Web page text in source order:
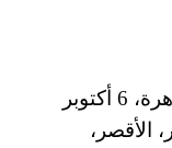
تنتشر مدارس المتفوقين في العديد من محافظات مصر، منها (عين شمس بالقاهرة، 6 أكتوبر
الأقصر،